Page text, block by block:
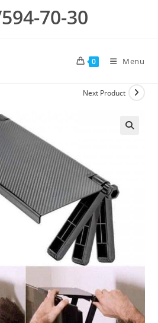
70-30
0 Menu
Next Product